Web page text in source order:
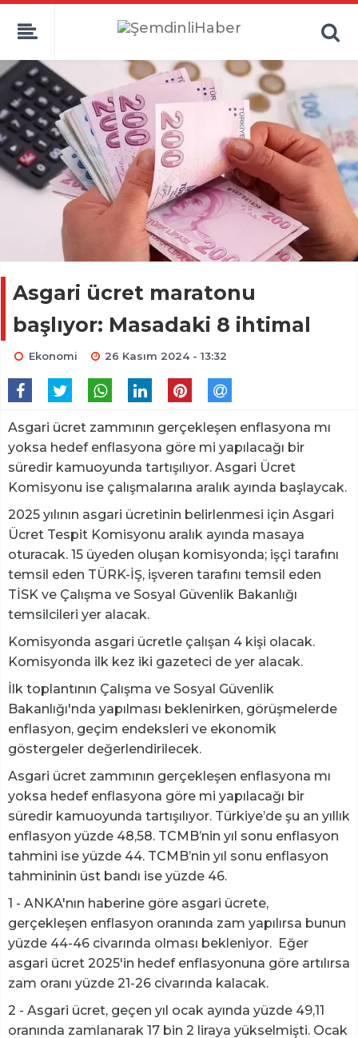
Asgari ücret maratonu
başlıyor: Masadaki 8 ihtimal
Ekonomi 26 Kasım 2024 - 13:32
Asgari ücret zammının gerçekleşen enflasyona mı
yoksa hedef enflasyona göre mi yapılacağı bir
süredir kamuoyunda tartışılıyor. Asgari Ücret
Komisyonu ise çalışmalarına aralık ayında başlaycak.
2025 yılının asgari ücretinin belirlenmesi için Asgari
Ücret Tespit Komisyonu aralık ayında masaya
oturacak. 15 üyeden oluşan komisyonda; işçi tarafını
temsil eden TÜRK-İŞ, işveren tarafını temsil eden
TİSK ve Çalışma ve Sosyal Güvenlik Bakanlığı
temsilcileri yer alacak.
Komisyonda asgari ücretle çalışan 4 kişi olacak.
Komisyonda ilk kez iki gazeteci de yer alacak.
İlk toplantının Çalışma ve Sosyal Güvenlik
Bakanlığı'nda yapılması beklenirken, görüşmelerde
enflasyon, geçim endeksleri ve ekonomik
göstergeler değerlendirilecek.
Asgari ücret zammının gerçekleşen enflasyona mı
yoksa hedef enflasyona göre mi yapılacağı bir
süredir kamuoyunda tartışılıyor. Türkiye’de şu an yıllık
enflasyon yüzde 48,58. TCMB’nin yıl sonu enflasyon
tahmini ise yüzde 44. TCMB’nin yıl sonu enflasyon
tahmininin üst bandı ise yüzde 46.
1 - ANKA'nın haberine göre asgari ücrete,
gerçekleşen enflasyon oranında zam yapılırsa bunun
yüzde 44-46 civarında olması bekleniyor. Eğer
asgari ücret 2025'in hedef enflasyonuna göre artılırsa
zam oranı yüzde 21-26 civarında kalacak.
2 - Asgari ücret, geçen yıl ocak ayında yüzde 49,11
oranında zamlanarak 17 bin 2 liraya yükselmişti. Ocak